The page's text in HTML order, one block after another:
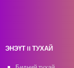
ЭНЭҮТ II ТУХАЙ